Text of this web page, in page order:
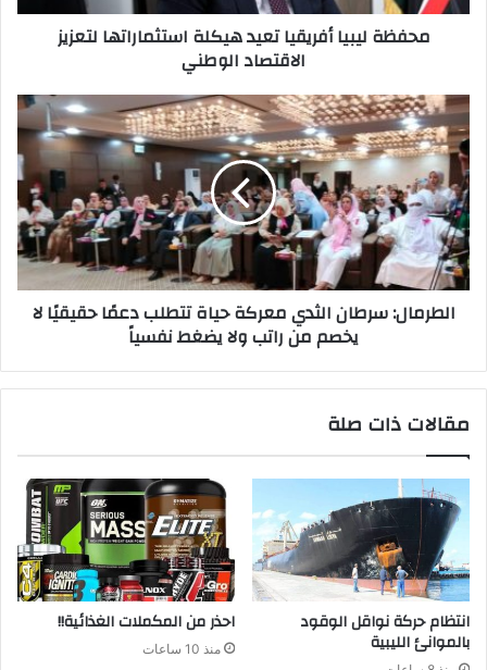
ر
محفظة ليبيا أفريقيا تعيد هيكلة استثماراتها لتعزيز
الاقتصاد الوطني
الطرمال: سرطان الثدي معركة حياة تتطلب دعمًا حقيقيًا لا
يخصم من راتب ولا يضغط نفسياً
مقالات ذات صلة
انتظام حركة نواقل الوقود
بالموانئ الليبية
احذر من المكملات الغذائية!!
منذ 10 ساعات